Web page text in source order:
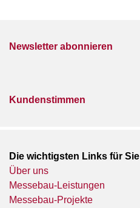
Newsletter abonnieren
Kundenstimmen
Die wichtigsten Links für Sie
Über uns
Messebau-Leistungen
Messebau-Projekte